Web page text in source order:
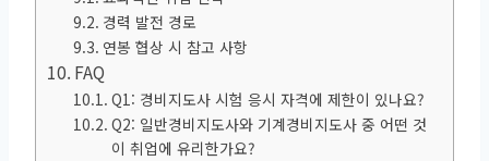
경력 발전 경로
연봉 협상 시 참고 사항
FAQ
Q1: 경비지도사 시험 응시 자격에 제한이 있나요?
Q2: 일반경비지도사와 기계경비지도사 중 어떤 것
이 취업에 유리한가요?